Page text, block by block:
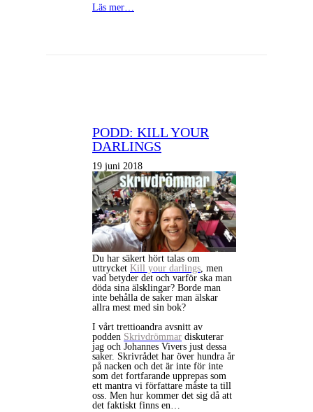
Läs mer…
PODD: KILL YOUR
DARLINGS
19 juni 2018
Du har säkert hört talas om
uttrycket Kill your darlings, men
vad betyder det och varför ska man
döda sina älsklingar? Borde man
inte behålla de saker man älskar
allra mest med sin bok?
I vårt trettioandra avsnitt av
podden Skrivdrömmar diskuterar
jag och Johannes Vivers just dessa
saker. Skrivrådet har över hundra år
på nacken och det är inte för inte
som det fortfarande upprepas som
ett mantra vi författare måste ta till
oss. Men hur kommer det sig då att
det faktiskt finns en…